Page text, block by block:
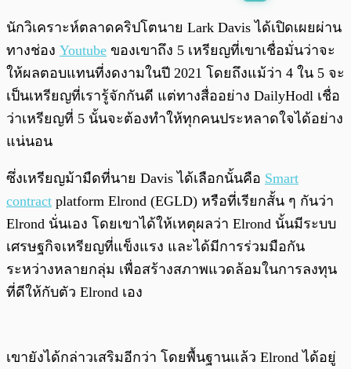
พร้อมเล่น 0:00
นักวิเคราะห์ตลาดคริปโตนาย Lark Davis ได้เปิดเผยผ่าน
ทางช่อง Youtube ของเขาถึง 5 เหรียญที่เขาเชื่อมั่นว่าจะ
ให้ผลตอบแทนที่งดงามในปี 2021 โดยถึงแม้ว่า 4 ใน 5 จะ
เป็นเหรียญที่เรารู้จักกันดี แต่ทางสื่ออย่าง DailyHodl เชื่อ
ว่าเหรียญที่ 5 นั้นจะต้องทำให้ทุกคนประหลาดใจได้อย่าง
แน่นอน
ซึ่งเหรียญม้ามืดที่นาย Davis ได้เลือกนั้นคือ Smart
contract platform Elrond (EGLD) หรือที่เรียกสั้น ๆ กันว่า
Elrond นั่นเอง โดยเขาได้ให้เหตุผลว่า Elrond นั้นมีระบบ
เศรษฐกิจเหรียญที่แข็งแรง และได้มีการร่วมมือกัน
ระหว่างหลายกลุ่ม เพื่อสร้างสภาพแวดล้อมในการลงทุน
ที่ดีให้กับตัว Elrond เอง
เขายังได้กล่าวเสริมอีกว่า โดยพื้นฐานแล้ว Elrond ได้อยู่